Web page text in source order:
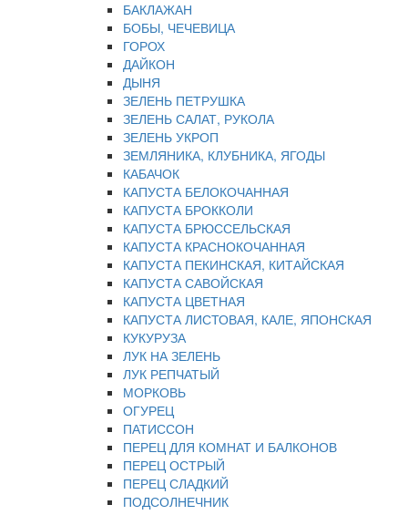
БАКЛАЖАН
БОБЫ, ЧЕЧЕВИЦА
ГОРОХ
ДАЙКОН
ДЫНЯ
ЗЕЛЕНЬ ПЕТРУШКА
ЗЕЛЕНЬ САЛАТ, РУКОЛА
ЗЕЛЕНЬ УКРОП
ЗЕМЛЯНИКА, КЛУБНИКА, ЯГОДЫ
КАБАЧОК
КАПУСТА БЕЛОКОЧАННАЯ
КАПУСТА БРОККОЛИ
КАПУСТА БРЮССЕЛЬСКАЯ
КАПУСТА КРАСНОКОЧАННАЯ
КАПУСТА ПЕКИНСКАЯ, КИТАЙСКАЯ
КАПУСТА САВОЙСКАЯ
КАПУСТА ЦВЕТНАЯ
КАПУСТА ЛИСТОВАЯ, КАЛЕ, ЯПОНСКАЯ
КУКУРУЗА
ЛУК НА ЗЕЛЕНЬ
ЛУК РЕПЧАТЫЙ
МОРКОВЬ
ОГУРЕЦ
ПАТИССОН
ПЕРЕЦ ДЛЯ КОМНАТ И БАЛКОНОВ
ПЕРЕЦ ОСТРЫЙ
ПЕРЕЦ СЛАДКИЙ
ПОДСОЛНЕЧНИК